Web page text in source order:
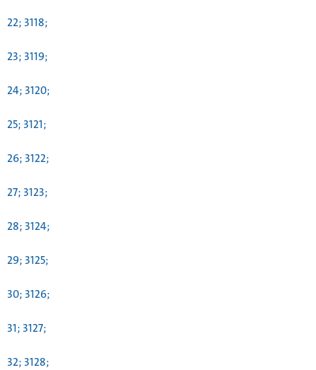
22; 3118;
23; 3119;
24; 3120;
25; 3121;
26; 3122;
27; 3123;
28; 3124;
29; 3125;
30; 3126;
31; 3127;
32; 3128;